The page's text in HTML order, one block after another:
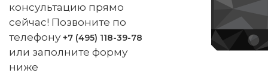
консультацию прямо
сейчас! Позвоните по
телефону +7 (495) 118-39-78
или заполните форму
ниже